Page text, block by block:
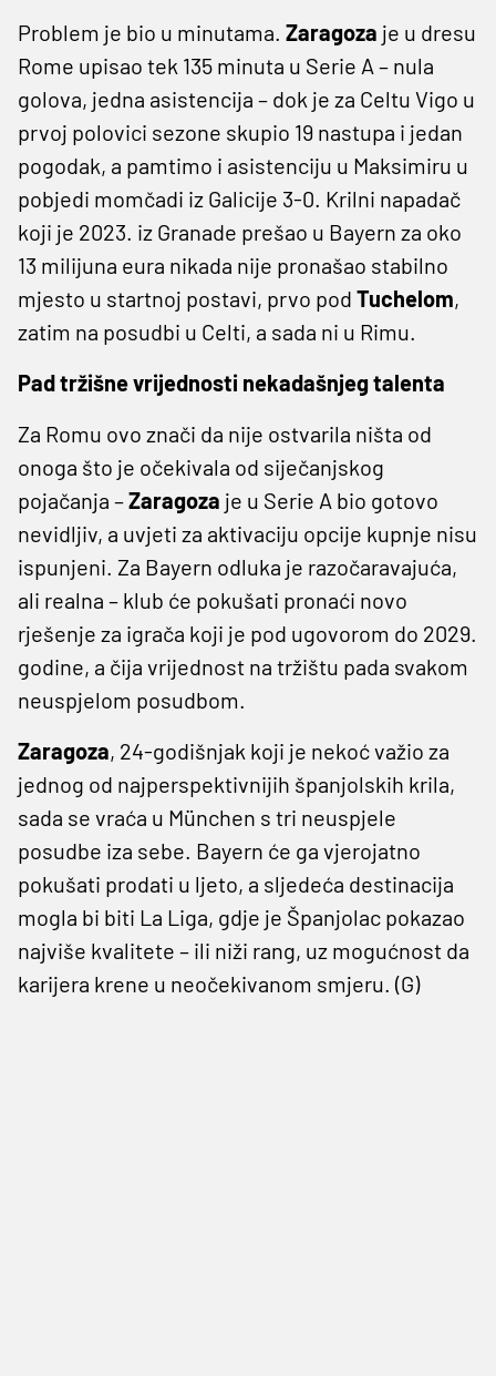
Problem je bio u minutama. Zaragoza je u dresu
Rome upisao tek 135 minuta u Serie A – nula
golova, jedna asistencija – dok je za Celtu Vigo u
prvoj polovici sezone skupio 19 nastupa i jedan
pogodak, a pamtimo i asistenciju u Maksimiru u
pobjedi momčadi iz Galicije 3-0. Krilni napadač
koji je 2023. iz Granade prešao u Bayern za oko
13 milijuna eura nikada nije pronašao stabilno
mjesto u startnoj postavi, prvo pod Tuchelom,
zatim na posudbi u Celti, a sada ni u Rimu.
Pad tržišne vrijednosti nekadašnjeg talenta
Za Romu ovo znači da nije ostvarila ništa od
onoga što je očekivala od siječanjskog
pojačanja –Zaragoza je u Serie A bio gotovo
nevidljiv, a uvjeti za aktivaciju opcije kupnje nisu
ispunjeni. Za Bayern odluka je razočaravajuća,
ali realna – klub će pokušati pronaći novo
rješenje za igrača koji je pod ugovorom do 2029.
godine, a čija vrijednost na tržištu pada svakom
neuspjelom posudbom.
Zaragoza, 24-godišnjak koji je nekoć važio za
jednog od najperspektivnijih španjolskih krila,
sada se vraća u München s tri neuspjele
posudbe iza sebe. Bayern će ga vjerojatno
pokušati prodati u ljeto, a sljedeća destinacija
mogla bi biti La Liga, gdje je Španjolac pokazao
najviše kvalitete – ili niži rang, uz mogućnost da
karijera krene u neočekivanom smjeru. (G)